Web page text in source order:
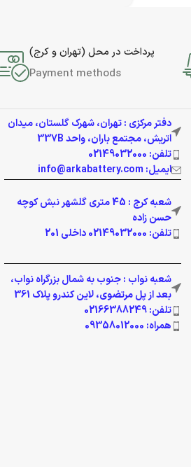
پرداخت در محل (تهران و کرج)
Payment methods
دفتر مرکزی : تهران، شهرک گلستان، میدان
اتریش، مجتمع باران، واحد 337B
تلفن: 02149032000
ایمیل: info@arkabattery.com
شعبه کرج : 45 متری گلشهر نبش کوچه
حسن زاده
تلفن: 02149032000 داخلی 201
شعبه نواب : جنوب به شمال بزرگراه نواب،
بعد از پل مرتضوی، لاین کندرو پلاک 361
تلفن: 02166388249
همراه: 09358012000